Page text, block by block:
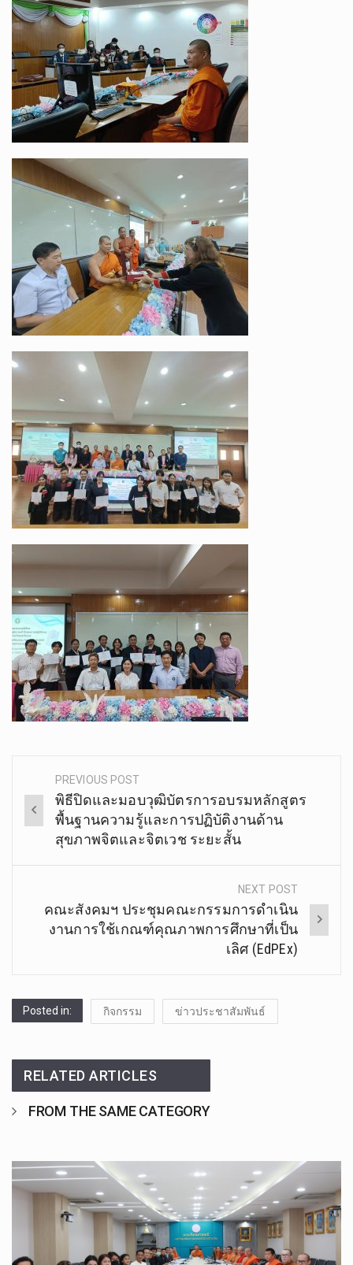
Post
navigation
PREVIOUS POST
พิธีปิดและมอบวุฒิบัตรการอบรมหลักสูตร
พื้นฐานความรู้และการปฏิบัติงานด้าน
สุขภาพจิตและจิตเวช ระยะสั้น
NEXT POST
คณะสังคมฯ ประชุมคณะกรรมการดำเนิน
งานการใช้เกณฑ์คุณภาพการศึกษาที่เป็น
เลิศ (EdPEx)
Posted in: กิจกรรม ข่าวประชาสัมพันธ์
RELATED ARTICLES
FROM THE SAME CATEGORY